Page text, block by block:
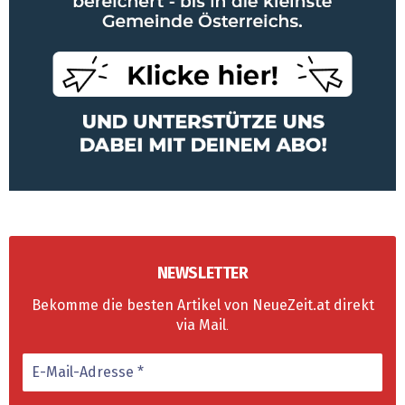
NEWSLETTER
Bekomme die besten Artikel von NeueZeit.at direkt
via Mail.